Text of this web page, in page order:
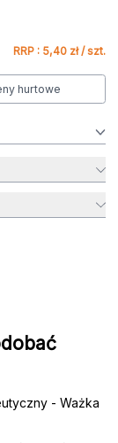
RRP : 5,40 zł / szt.
hurtowe